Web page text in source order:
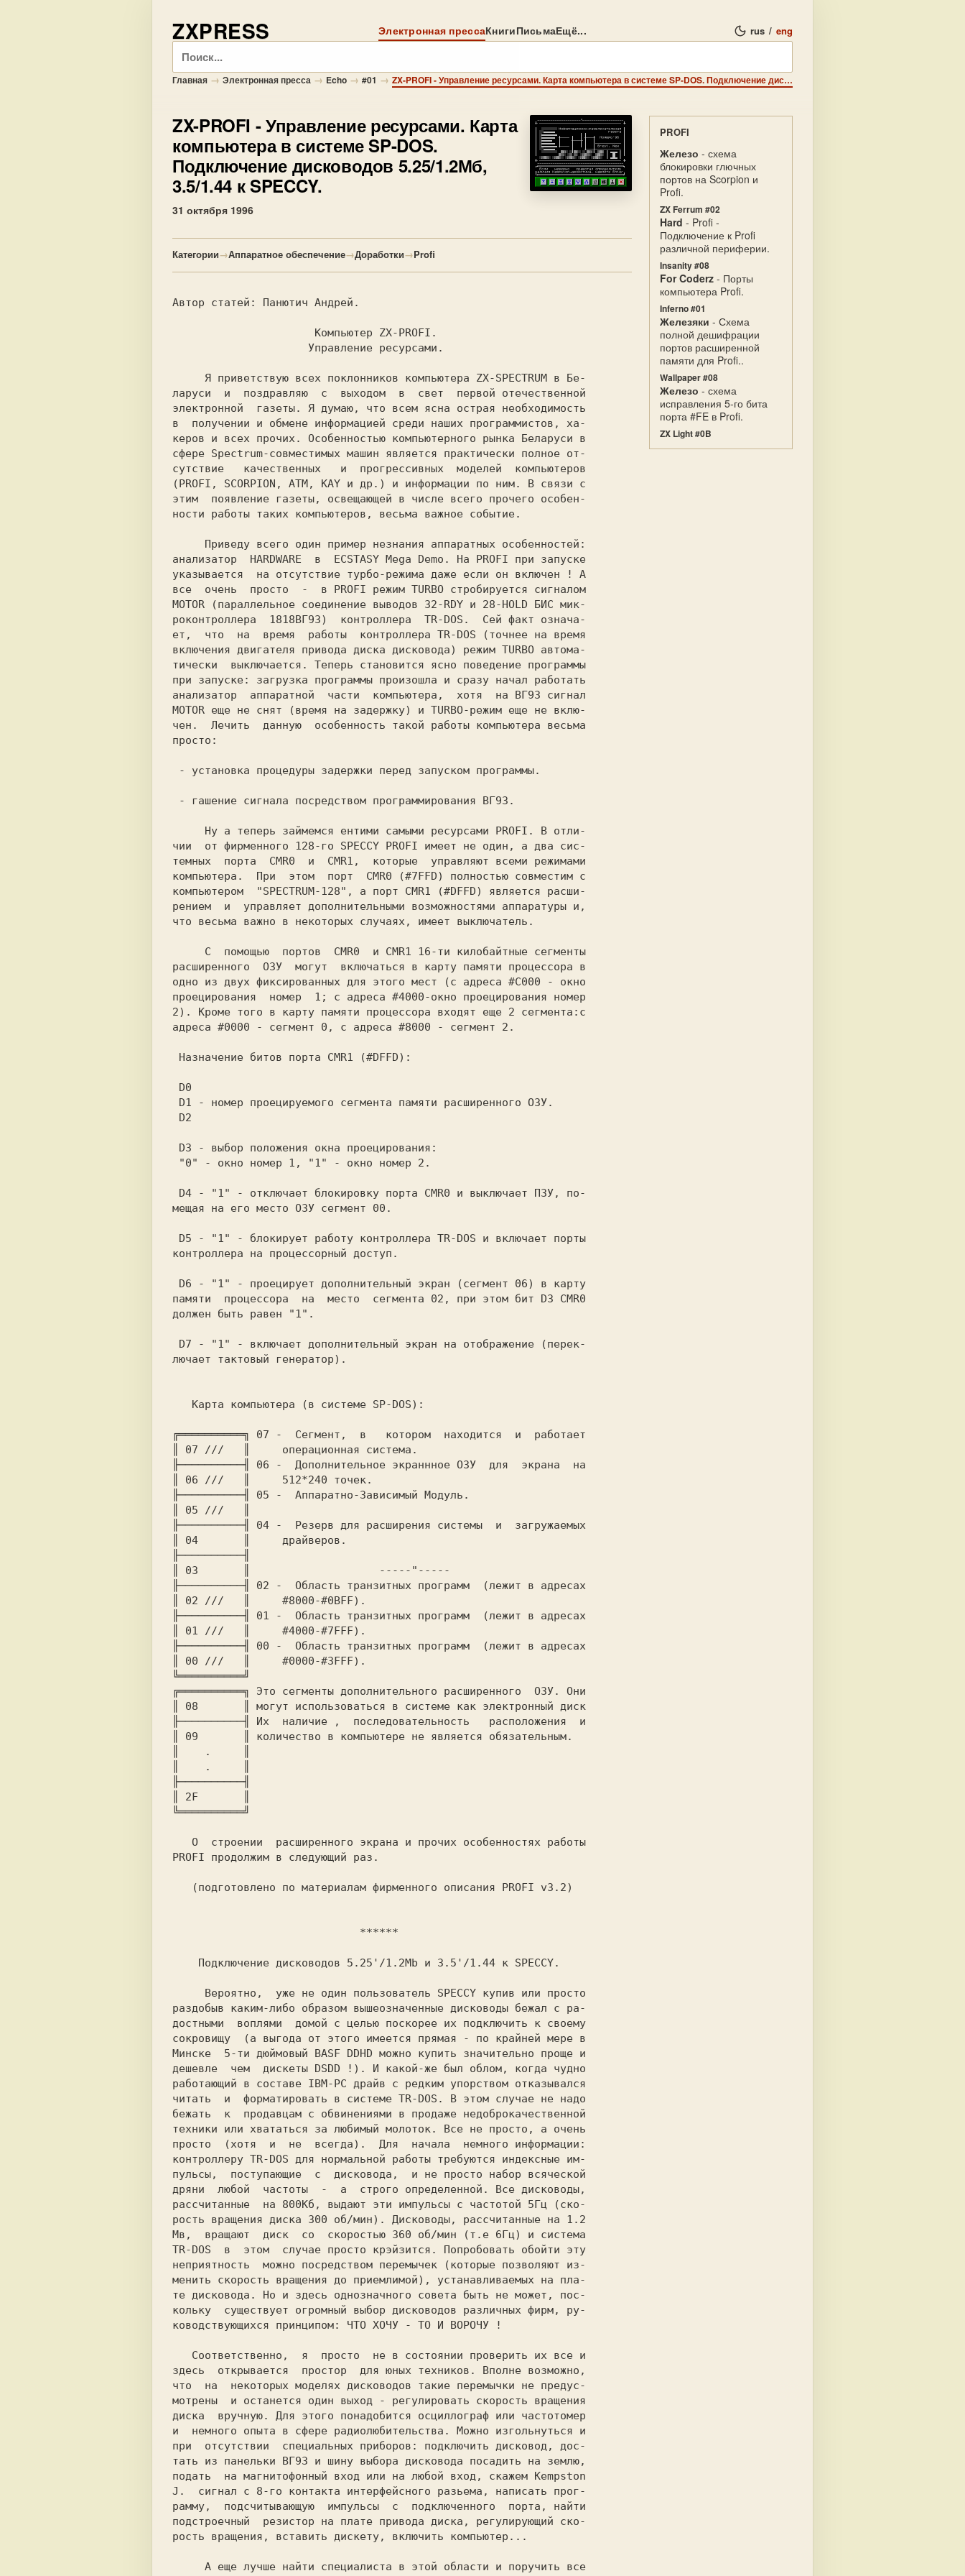
ZXPRESS Электронная прессаКнигиПисьмаЕщё... rus / eng
Поиск
Главная → Электронная пресса → Echo → #01 → ZX-PROFI - Управление ресурсами. Карта компьютера в системе SP-DOS. Подключение дисководов 5.25/1.2Мб, 3.5/1.44 к SPECCY.
ZX-PROFI - Управление ресурсами. Карта
компьютера в системе SP-DOS.
Подключение дисководов 5.25/1.2Мб,
3.5/1.44 к SPECCY.
31 октября 1996
Категории→Аппаратное обеспечение→Доработки→Profi
Автор статей: Панютич Андрей.
ларуси  и  поздравляю  с  выходом  в  свет  первой отечественной
электронной  газеты. Я думаю, что всем ясна острая необходимость
в  получении и обмене информацией среди наших программистов, ха-
керов и всех прочих. Особенностью компьютерного рынка Беларуси в
сфере Spectrum-совместимых машин является практически полное от-
сутствие   качественных   и  прогрессивных  моделей  компьютеров
(PROFI, SCORPION, ATM, KAY и др.) и информации по ним. В связи с
этим  появление газеты, освещающей в числе всего прочего особен-
ности работы таких компьютеров, весьма важное событие.
анализатор  HARDWARE  в  ECSTASY Mega Demo. На PROFI при запуске
указывается  на отсутствие турбо-режима даже если он включен ! А
все  очень  просто  -  в PROFI режим TURBO стробируется сигналом
MOTOR (параллельное соединение выводов 32-RDY и 28-HOLD БИС мик-
роконтроллера  1818ВГ93)  контроллера  TR-DOS.  Сей факт означа-
ет,  что  на  время  работы  контроллера TR-DOS (точнее на время
включения двигателя привода диска дисковода) режим TURBO автома-
тически  выключается. Теперь становится ясно поведение программы
при запуске: загрузка программы произошла и сразу начал работать
анализатор  аппаратной  части  компьютера,  хотя  на ВГ93 сигнал
MOTOR еще не снят (время на задержку) и TURBO-режим еще не вклю-
чен.  Лечить  данную  особенность такой работы компьютера весьма
просто:
чии  от фирменного 128-го SPECCY PROFI имеет не один, а два сис-
темных  порта  CMR0  и  CMR1,  которые  управляют всеми режимами
компьютера.  При  этом  порт  CMR0 (#7FFD) полностью совместим с
компьютером  "SPECTRUM-128", а порт CMR1 (#DFFD) является расши-
рением  и  управляет дополнительными возможностями аппаратуры и,
что весьма важно в некоторых случаях, имеет выключатель.
расширенного  ОЗУ  могут  включаться в карту памяти процессора в
одно из двух фиксированных для этого мест (с адреса #C000 - окно
проецирования  номер  1; с адреса #4000-окно проецирования номер
2). Кроме того в карту памяти процессора входят еще 2 сегмента:с
адреса #0000 - сегмент 0, с адреса #8000 - сегмент 2.
мещая на его место ОЗУ сегмент 00.
контроллера на процессорный доступ.
памяти  процессора  на  место  сегмента 02, при этом бит D3 CMR0
должен быть равен "1".
лючает тактовый генератор).
╔══════════╗ 07 -  Сегмент,  в   котором  находится  и  работает
║ 07 ///   ║     операционная система.
╟──────────╢ 06 -  Дополнительное экраннное ОЗУ  для  экрана  на
║ 06 ///   ║     512*240 точек.
╟──────────╢ 05 -  Аппаратно-Зависимый Модуль.
║ 05 ///   ║
╟──────────╢ 04 -  Резерв для расширения системы  и  загружаемых
║ 04       ║     драйверов.
╟──────────╢
║ 03       ║                    -----"-----
╟──────────╢ 02 -  Область транзитных программ  (лежит в адресах
║ 02 ///   ║     #8000-#0BFF).
╟──────────╢ 01 -  Область транзитных программ  (лежит в адресах
║ 01 ///   ║     #4000-#7FFF).
╟──────────╢ 00 -  Область транзитных программ  (лежит в адресах
║ 00 ///   ║     #0000-#3FFF).
╚══════════╝
╔══════════╗ Это сегменты дополнительного расширенного  ОЗУ. Они
║ 08       ║ могут использоваться в системе как электронный диск
╟──────────╢ Их  наличие ,  последовательность   расположения  и
║ 09       ║ количество в компьютере не является обязательным.
║    .     ║
║    .     ║
╟──────────╢
║ 2F       ║
╚══════════╝
PROFI продолжим в следующий раз.
раздобыв каким-либо образом вышеозначенные дисководы бежал с ра-
достными  воплями  домой с целью поскорее их подключить к своему
сокровищу  (а выгода от этого имеется прямая - по крайней мере в
Минске  5-ти дюймовый BASF DDHD можно купить значительно проще и
дешевле  чем  дискеты DSDD !). И какой-же был облом, когда чудно
работающий в составе IBM-PC драйв с редким упорством отказывался
читать  и  форматировать в системе TR-DOS. В этом случае не надо
бежать  к  продавцам с обвинениями в продаже недоброкачественной
техники или хвататься за любимый молоток. Все не просто, а очень
просто  (хотя  и  не  всегда).  Для  начала  немного информации:
контроллеру TR-DOS для нормальной работы требуются индексные им-
пульсы,  поступающие  с  дисковода,  и не просто набор всяческой
дряни  любой  частоты  -  а  строго определенной. Все дисководы,
рассчитанные  на 800Кб, выдают эти импульсы с частотой 5Гц (ско-
рость вращения диска 300 об/мин). Дисководы, рассчитанные на 1.2
Мв,  вращают  диск  со  скоростью 360 об/мин (т.е 6Гц) и система
TR-DOS  в  этом  случае просто крэйзится. Попробовать обойти эту
неприятность  можно посредством перемычек (которые позволяют из-
менить скорость вращения до приемлимой), устанавливаемых на пла-
те дисковода. Но и здесь однозначного совета быть не может, пос-
кольку  существует огромный выбор дисководов различных фирм, ру-
ководствующихся принципом: ЧТО ХОЧУ - ТО И ВОРОЧУ !
здесь  открывается  простор  для юных техников. Вполне возможно,
что  на  некоторых моделях дисководов такие перемычки не предус-
мотрены  и останется один выход - регулировать скорость вращения
диска  вручную. Для этого понадобится осциллограф или частотомер
и  немного опыта в сфере радиолюбительства. Можно изгольнуться и
при  отсутствии  специальных приборов: подключить дисковод, дос-
тать из панельки ВГ93 и шину выбора дисковода посадить на землю,
подать  на магнитофонный вход или на любой вход, скажем Kempston
J.  сигнал с 8-го контакта интерфейсного разьема, написать прог-
рамму,  подсчитывающую  импульсы  с  подключенного  порта, найти
подстроечный  резистор на плате привода диска, регулирующий ско-
рость вращения, вставить дискету, включить компьютер...
PROFI
Железо - схема
блокировки глючных
портов на Scorpion и
Profi.
ZX Ferrum #02
Hard - Profi -
Подключение к Profi
различной периферии.
Insanity #08
For Coderz - Порты
компьютера Profi.
Inferno #01
Железяки - Схема
полной дешифрации
портов расширенной
памяти для Profi..
Wallpaper #08
Железо - схема
исправления 5-го бита
порта #FE в Profi.
ZX Light #0B